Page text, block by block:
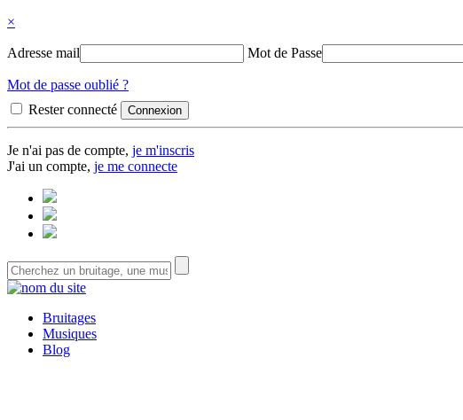
×
Adresse mail Mot de Passe
Mot de passe oublié ?
Rester connecté
Je n'ai pas de compte, je m'inscris
J'ai un compte, je me connecte
Bruitages
Musiques
Blog